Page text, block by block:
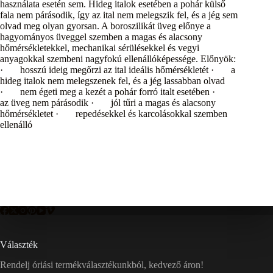
használata esetén sem. Hideg italok esetében a pohár külső
fala nem párásodik, így az ital nem melegszik fel, és a jég sem
olvad meg olyan gyorsan. A boroszilikát üveg előnye a
hagyományos üveggel szemben a magas és alacsony
hőmérsékletekkel, mechanikai sérülésekkel és vegyi
anyagokkal szembeni nagyfokú ellenállóképessége. Előnyök:
· hosszú ideig megőrzi az ital ideális hőmérsékletét · a
hideg italok nem melegszenek fel, és a jég lassabban olvad
· nem égeti meg a kezét a pohár forró italt esetében ·
az üveg nem párásodik · jól tűri a magas és alacsony
hőmérsékletet · repedésekkel és karcolásokkal szemben
ellenálló
Választék
Rendelj óriási termékválasztékunkból, kedvező áron!